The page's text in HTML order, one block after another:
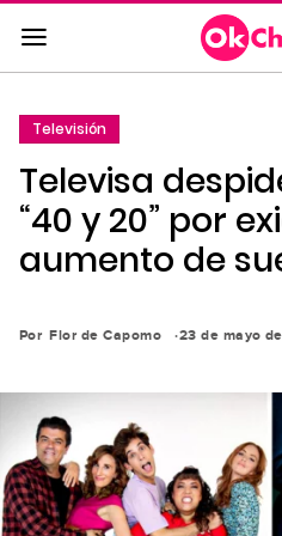
Saltar
al
contenido
la
navegación
principal
Televisión
Televisa
“40 y 20” por
aumento de
Por Flor de Capomo 23 de mayo